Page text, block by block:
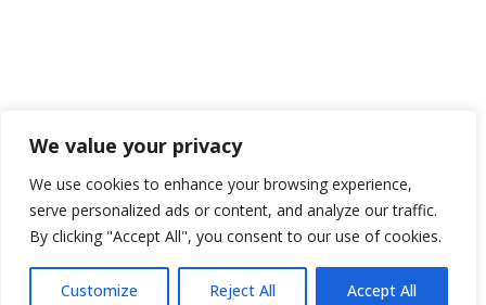
We value your privacy
We use cookies to enhance your browsing experience,
serve personalized ads or content, and analyze our traffic.
By clicking "Accept All", you consent to our use of cookies.
Customize Reject All Accept All